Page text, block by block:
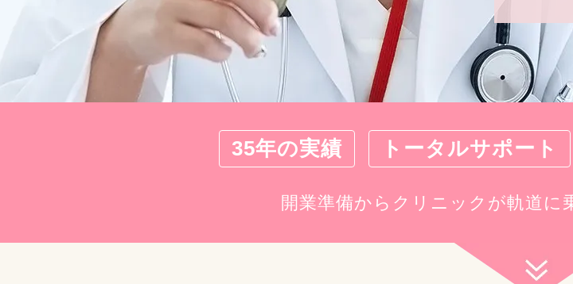
35年の実績 トータルサポート
開業準備から クリニックが軌道に